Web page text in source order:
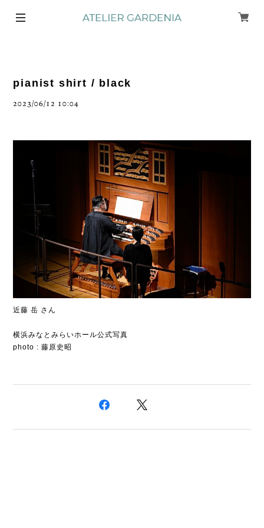
pianist shirt / black
2023/06/12 10:04
近藤 岳 さん
横浜みなとみらいホール公式写真
photo : 藤原史昭